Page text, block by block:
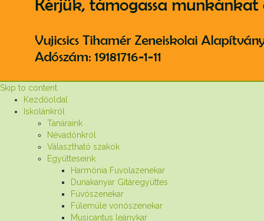
Skip to content
Kezdőoldal
Iskolánkról
Tanáraink
Névadónkról
Választható szakok
Együtteseink
Harmónia Fuvolazenekar
Dunakanyar Gitáregyüttes
Fúvószenekar
Fülemüle vonószenekar
Musicantus leánykar